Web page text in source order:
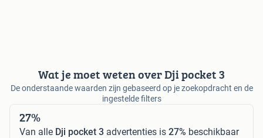
Wat je moet weten over Dji pocket 3
De onderstaande waarden zijn gebaseerd op je zoekopdracht en de
ingestelde filters
27%
Van alle Dji pocket 3 advertenties is 27% beschikbaar